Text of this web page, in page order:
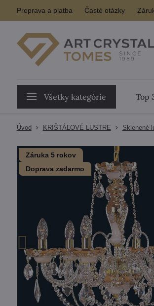
Preprava a platba Časté otázky
Všetky kategórie Top
Úvod KRIŠTÁĽOVÉ LUSTRE Sklenené
Záruka 5 rokov
Doprava zadarmo